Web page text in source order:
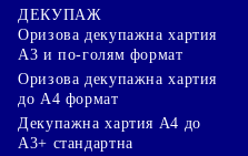
ДЕКУПАЖ
Оризова декупажна хартия
А3 и по-голям формат
Оризова декупажна хартия
до А4 формат
Декупажна хартия А4 до
А3+ стандартна